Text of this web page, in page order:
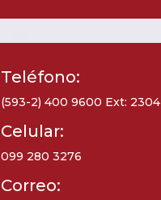
Teléfono:
(593-2) 400 9600 Ext: 2304
Celular:
099 280 3276
Correo: